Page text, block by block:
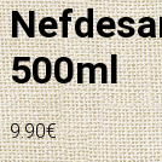
500ml
9.90€